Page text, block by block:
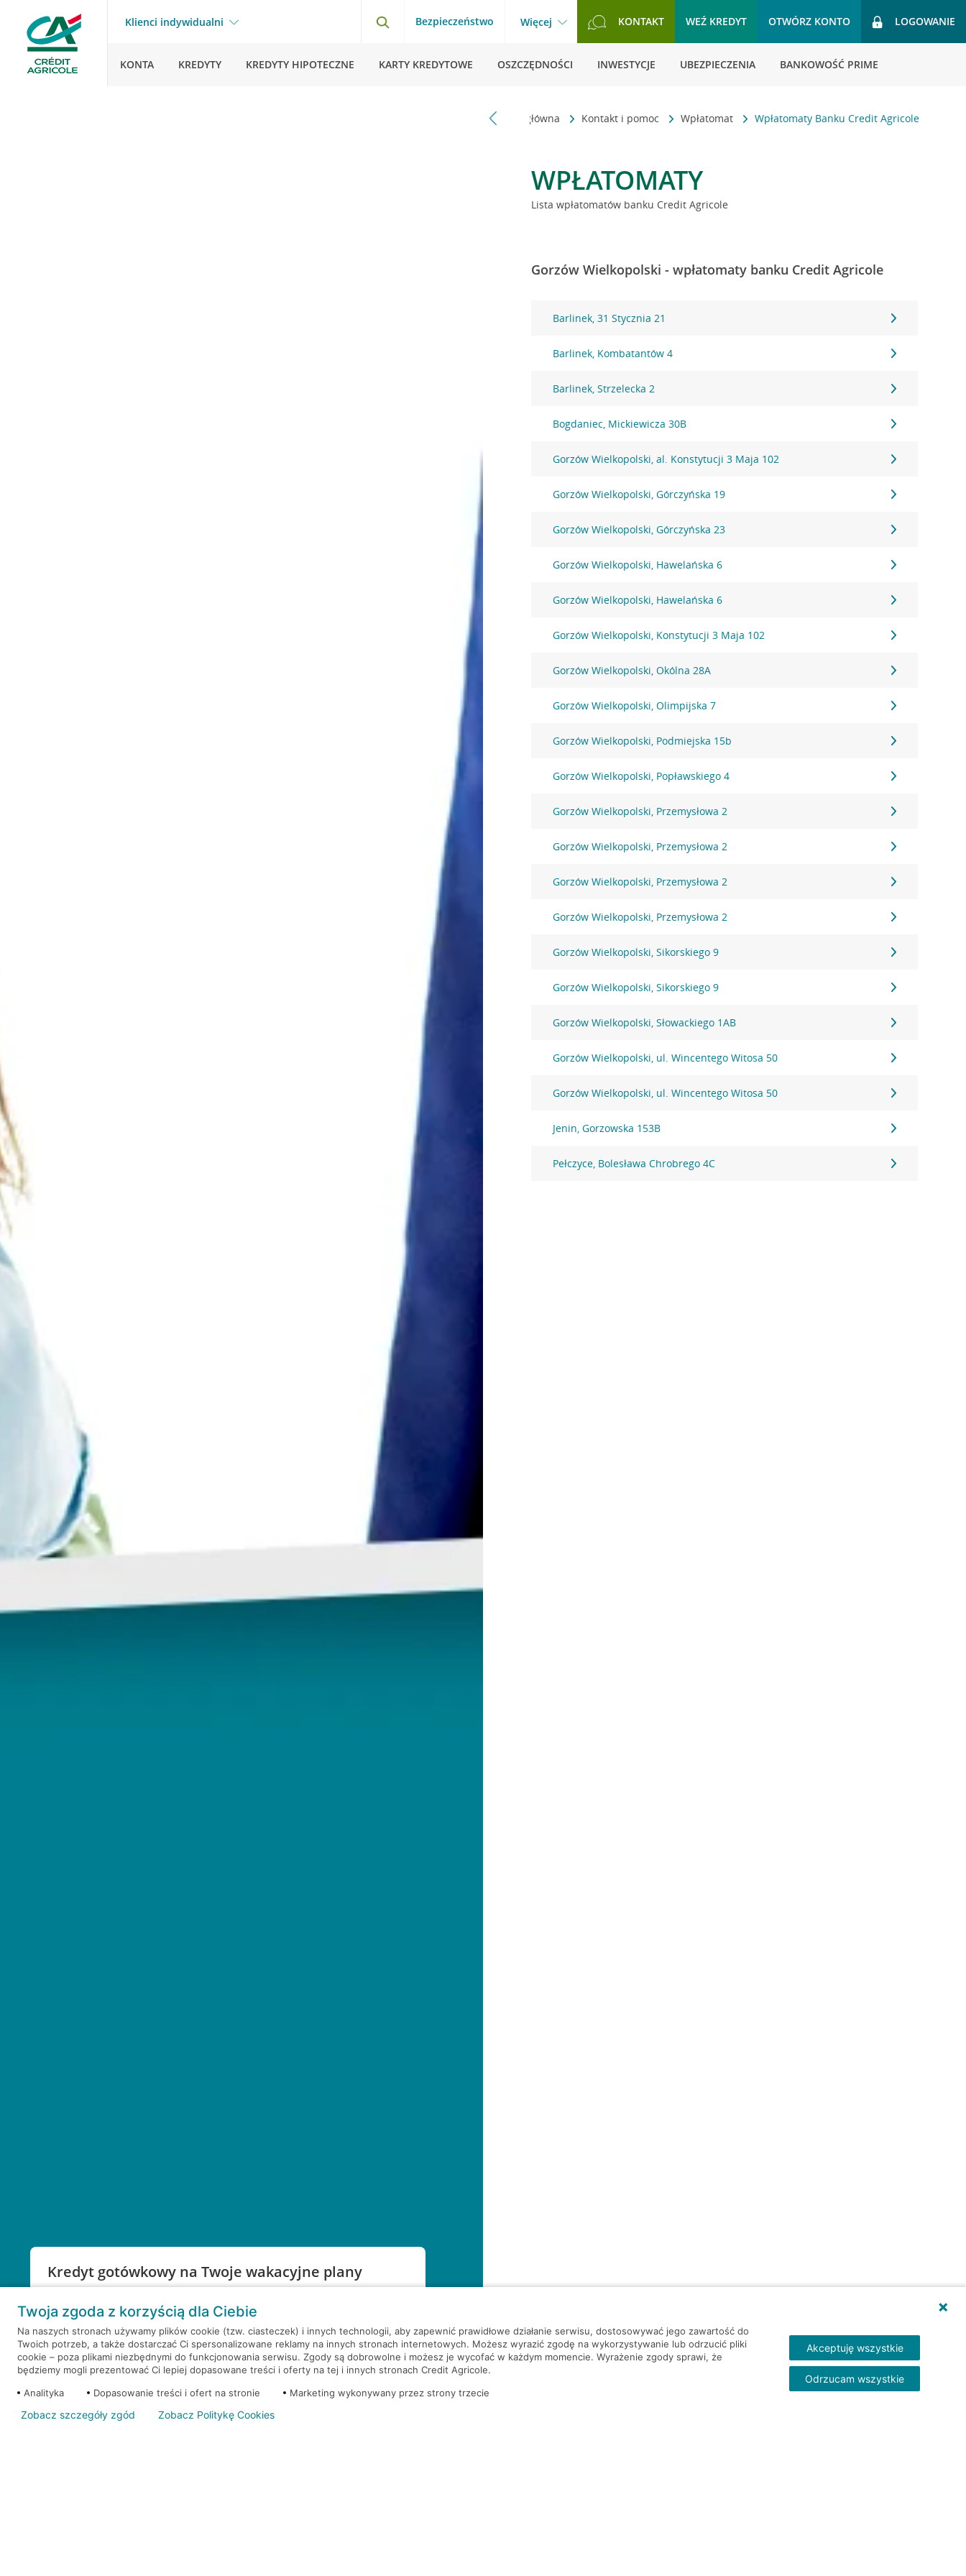
Klienci indywidualni Bezpieczeństwo Więcej KONTAKT WEŹ KREDYT OTWÓRZ KONTO LOGOWANIE
KONTA KREDYTY KREDYTY HIPOTECZNE KARTY KREDYTOWE OSZCZĘDNOŚCI INWESTYCJE UBEZPIECZENIA BANKOWOŚĆ PRIME
Kredyt gotówkowy na Twoje wakacyjne plany
RRSO: 9,6%
WEŹ KREDYT NOTA PRAWNA
Strona główna Kontakt i pomoc Wpłatomat Wpłatomaty Banku Credit Agricole
WPŁATOMATY
Lista wpłatomatów banku Credit Agricole
Gorzów Wielkopolski - wpłatomaty banku Credit Agricole
Barlinek, 31 Stycznia 21
Barlinek, Kombatantów 4
Barlinek, Strzelecka 2
Bogdaniec, Mickiewicza 30B
Gorzów Wielkopolski, al. Konstytucji 3 Maja 102
Gorzów Wielkopolski, Górczyńska 19
Gorzów Wielkopolski, Górczyńska 23
Gorzów Wielkopolski, Hawelańska 6
Gorzów Wielkopolski, Hawelańska 6
Gorzów Wielkopolski, Konstytucji 3 Maja 102
Gorzów Wielkopolski, Okólna 28A
Gorzów Wielkopolski, Olimpijska 7
Gorzów Wielkopolski, Podmiejska 15b
Gorzów Wielkopolski, Popławskiego 4
Gorzów Wielkopolski, Przemysłowa 2
Gorzów Wielkopolski, Przemysłowa 2
Gorzów Wielkopolski, Przemysłowa 2
Gorzów Wielkopolski, Przemysłowa 2
Gorzów Wielkopolski, Sikorskiego 9
Gorzów Wielkopolski, Sikorskiego 9
Gorzów Wielkopolski, Słowackiego 1AB
Gorzów Wielkopolski, ul. Wincentego Witosa 50
Gorzów Wielkopolski, ul. Wincentego Witosa 50
Jenin, Gorzowska 153B
Pełczyce, Bolesława Chrobrego 4C
Twoja zgoda z korzyścią dla Ciebie
Na naszych stronach używamy plików cookie (tzw. ciasteczek) i innych technologii, aby zapewnić prawidłowe działanie serwisu, dostosowywać jego zawartość do
Twoich potrzeb, a także dostarczać Ci spersonalizowane reklamy na innych stronach internetowych. Możesz wyrazić zgodę na wykorzystywanie lub odrzucić pliki
cookie – poza plikami niezbędnymi do funkcjonowania serwisu. Zgody są dobrowolne i możesz je wycofać w każdym momencie. Wyrażenie zgody sprawi, że
będziemy mogli prezentować Ci lepiej dopasowane treści i oferty na tej i innych stronach Credit Agricole.
Analityka
Dopasowanie treści i ofert na stronie Marketing wykonywany przez strony trzecie
Akceptuję wszystkie
Odrzucam wszystkie
Zobacz szczegóły zgód Zobacz Politykę Cookies